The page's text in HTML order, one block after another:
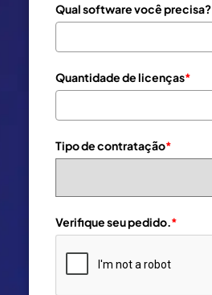
Qual software você precisa?
Quantidade de licenças*
Tipo de contratação*
Verifique seu pedido. *